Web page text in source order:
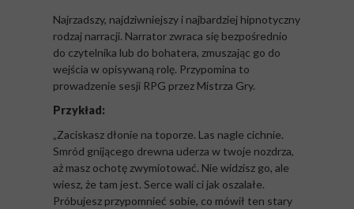
Najrzadszy, najdziwniejszy i najbardziej hipnotyczny
rodzaj narracji. Narrator zwraca się bezpośrednio
do czytelnika lub do bohatera, zmuszając go do
wejścia w opisywaną rolę. Przypomina to
prowadzenie sesji RPG przez Mistrza Gry.
Przykład:
„Zaciskasz dłonie na toporze. Las nagle cichnie.
Smród gnijącego drewna uderza w twoje nozdrza,
aż masz ochotę zwymiotować. Nie widzisz go, ale
wiesz, że tam jest. Serce wali ci jak oszalałe.
Próbujesz przypomnieć sobie, co mówił ten stary